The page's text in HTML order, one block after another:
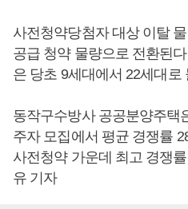
사전청약당첨자 대상 이탈
공급 청약 물량으로 전환된
은 당초 9세대에서 22세대로
동작구수방사 공공분양주택
주자 모집에서 평균 경쟁률
사전청약 가운데 최고 경쟁
유 기자